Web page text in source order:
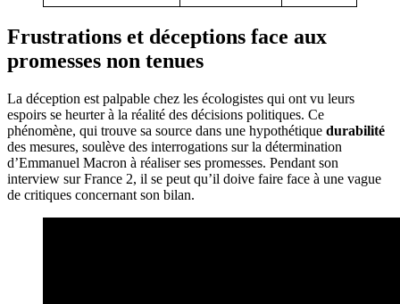
Frustrations et déceptions face aux
promesses non tenues
La déception est palpable chez les écologistes qui ont vu leurs
espoirs se heurter à la réalité des décisions politiques. Ce
phénomène, qui trouve sa source dans une hypothétique durabilité
des mesures, soulève des interrogations sur la détermination
d’Emmanuel Macron à réaliser ses promesses. Pendant son
interview sur France 2, il se peut qu’il doive faire face à une vague
de critiques concernant son bilan.